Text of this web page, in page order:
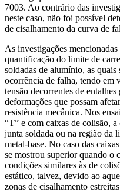
7003. Ao contrário das
neste caso, não foi possível
de cisalhamento da curva de
As investigações
quantificação do limite de
soldadas de alumínio, as quais
ocorrência de falha, tendo em
tensão decorrentes de
deformações que possam
resistência mecânica. Nos
“T” e com caixas de colisão,
junta soldada ou na região da
metal-base. No caso das
se mostrou superior quando o
condições similares às de
estático, talvez, devido ao
zonas de cisalhamento